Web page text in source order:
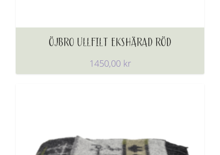
ÖJBRO ULLFILT EKSHÄRAD RÖD
1450,00 kr